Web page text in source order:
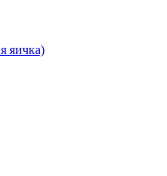
яичка)